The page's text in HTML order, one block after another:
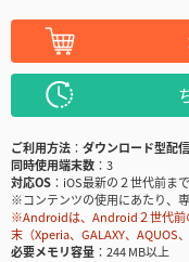
ご利用方法
ダウンロード型配
同時使用端末数
3
対応OS
iOS最新の２世代前ま
※コンテンツの使用にあたり、
※Androidは、Android２世代前
末（Xperia、GALAXY、AQUOS
必要メモリ容量
244 MB以上